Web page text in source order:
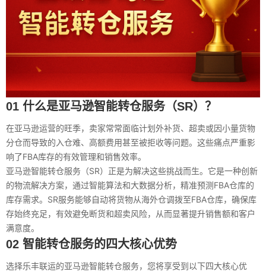
01 什么是亚马逊智能转仓服务（SR）？
在亚马逊运营的旺季，卖家常常面临计划外补货、超卖或因小量货物
分仓而导致的入仓难、高额费用甚至被拒收等问题。这些痛点严重影
响了FBA库存的有效管理和销售效率。
亚马逊智能转仓服务（SR）正是为解决这些挑战而生。它是一种创新
的物流解决方案，通过智能算法和大数据分析，精准预测FBA仓库的
库存需求。SR服务能够自动将货物从海外仓调拨至FBA仓库，确保库
存始终充足，有效避免断货和超卖风险，从而显著提升销售额和客户
满意度。
02 智能转仓服务的四大核心优势
选择乐丰联运的亚马逊智能转仓服务，您将享受到以下四大核心优